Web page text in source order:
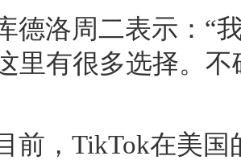
洛周二表示：“我
有很多选择。不
，TikTok在美国